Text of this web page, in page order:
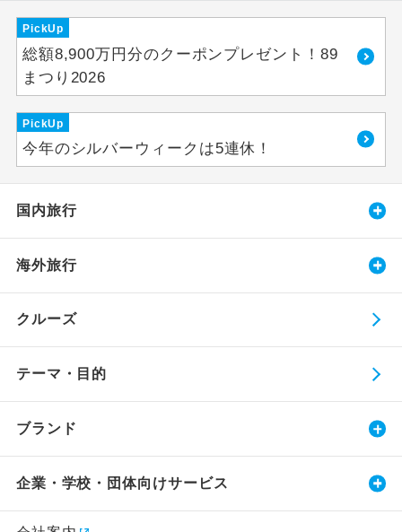
PickUp
総額8,900万円分のクーポンプレゼント！89
まつり2026
PickUp
今年のシルバーウィークは5連休！
国内旅行
海外旅行
クルーズ
テーマ・目的
ブランド
企業・学校・団体向けサービス